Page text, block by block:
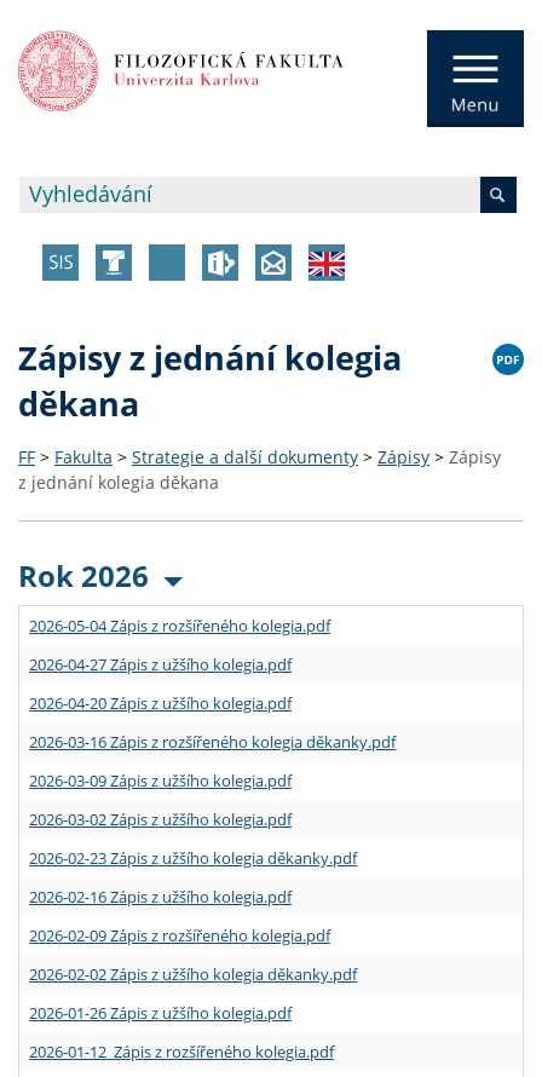
Zápisy z jednání kolegia
děkana
FF > Fakulta > Strategie a další dokumenty > Zápisy > Zápisy
z jednání kolegia děkana
Rok 2026
2026-05-04 Zápis z rozšířeného kolegia.pdf
2026-04-27 Zápis z užšího kolegia.pdf
2026-04-20 Zápis z užšího kolegia.pdf
2026-03-16 Zápis z rozšířeného kolegia děkanky.pdf
2026-03-09 Zápis z užšího kolegia.pdf
2026-03-02 Zápis z užšího kolegia.pdf
2026-02-23 Zápis z užšího kolegia děkanky.pdf
2026-02-16 Zápis z užšího kolegia.pdf
2026-02-09 Zápis z rozšířeného kolegia.pdf
2026-02-02 Zápis z užšího kolegia děkanky.pdf
2026-01-26 Zápis z užšího kolegia.pdf
2026-01-12 Zápis z rozšířeného kolegia.pdf